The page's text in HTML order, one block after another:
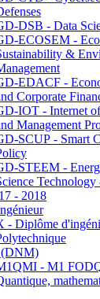
DSB - Data
ECOSEM -
&
EDACF -
Corporate
IOT - Internet
Management
SCUP - Smart
STEEM -
- 2018
- Diplôme
(DNM)
- M1